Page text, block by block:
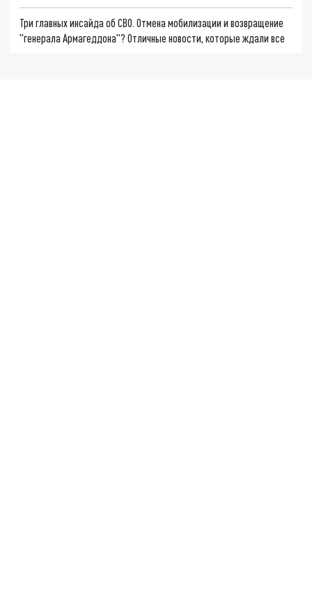
Три главных инсайда об СВО. Отмена мобилизации и возвращение
"генерала Армагеддона"? Отличные новости, которые ждали все